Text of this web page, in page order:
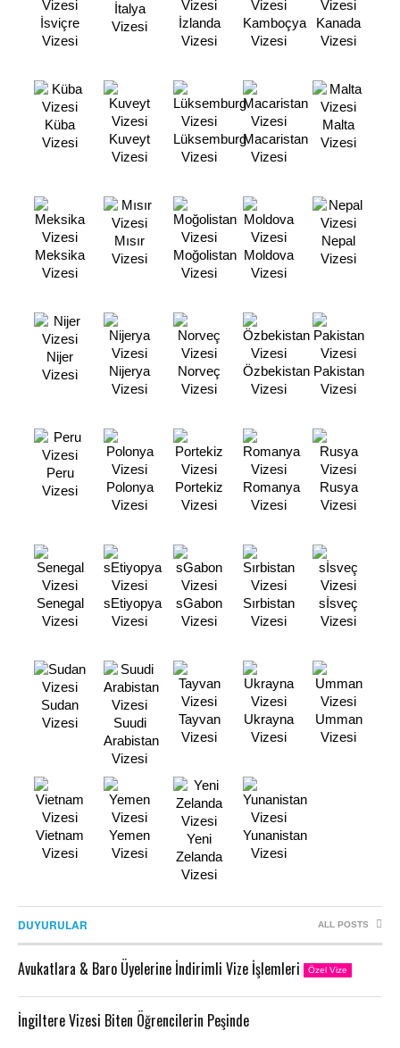
İsviçre
Vizesi
İtalya
Vizesi
İzlanda
Vizesi
Kamboçya
Vizesi
Kanada
Vizesi
Küba
Vizesi
Kuveyt
Vizesi
Lüksemburg
Vizesi
Macaristan
Vizesi
Malta
Vizesi
Meksika
Vizesi
Mısır
Vizesi
Moğolistan
Vizesi
Moldova
Vizesi
Nepal
Vizesi
Nijer
Vizesi
Nijerya
Vizesi
Norveç
Vizesi
Özbekistan
Vizesi
Pakistan
Vizesi
Peru
Vizesi
Polonya
Vizesi
Portekiz
Vizesi
Romanya
Vizesi
Rusya
Vizesi
Senegal
Vizesi
sEtiyopya
Vizesi
sGabon
Vizesi
Sırbistan
Vizesi
sİsveç
Vizesi
Sudan
Vizesi
Suudi
Arabistan
Vizesi
Tayvan
Vizesi
Ukrayna
Vizesi
Umman
Vizesi
Vietnam
Vizesi
Yemen
Vizesi
Yeni
Zelanda
Vizesi
Yunanistan
Vizesi
DUYURULAR ALL POSTS
Avukatlara & Baro Üyelerine İndirimli Vize İşlemleri Özel Vize
İngiltere Vizesi Biten Öğrencilerin Peşinde